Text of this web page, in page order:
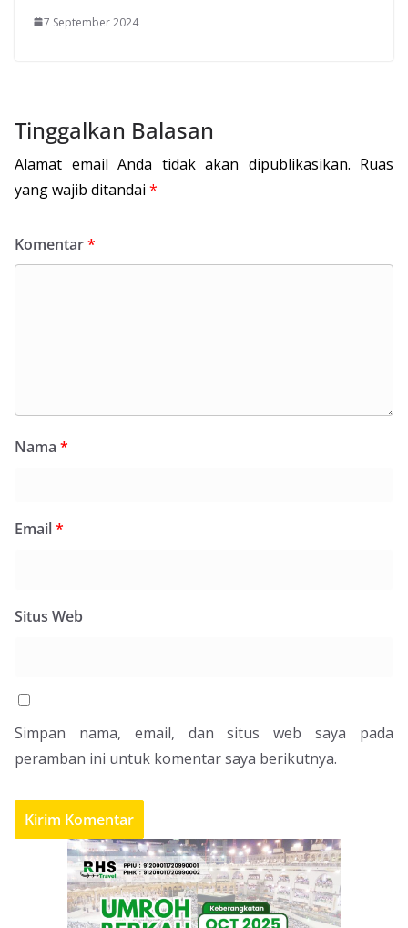
7 September 2024
Tinggalkan Balasan
Alamat email Anda tidak akan dipublikasikan. Ruas
yang wajib ditandai *
Komentar*
Nama *
Email*
Situs Web
Simpan nama, email, dan situs web saya pada
peramban ini untuk komentar saya berikutnya.